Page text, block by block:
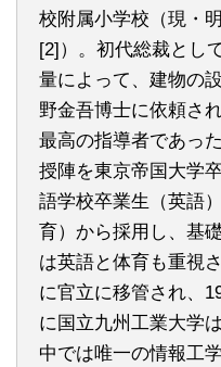
校附属小学校（現・
[2]）。初代総裁とし
量によって、建物の
野金吾博士に依頼さ
最高の指導者であっ
授陣を東京帝国大学
語学校卒業生（英語
育）から採用し、基
は英語と体育も重視
に官立に移管され、
に国立九州工業大学
中では唯一の情報工